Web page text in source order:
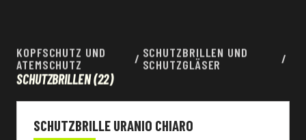
KOPFSCHUTZ UND
ATEMSCHUTZ
/ SCHUTZBRILLEN UND
SCHUTZGLÄSER
/
SCHUTZBRILLEN(22)
SCHUTZBRILLE URANIO CHIARO